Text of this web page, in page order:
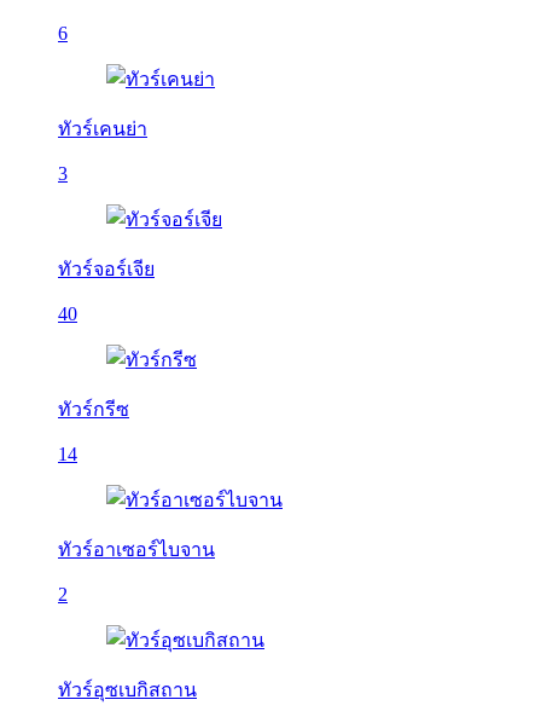
6
ทัวร์เคนย่า
3
ทัวร์จอร์เจีย
40
ทัวร์กรีซ
14
ทัวร์อาเซอร์ไบจาน
2
ทัวร์อุซเบกิสถาน